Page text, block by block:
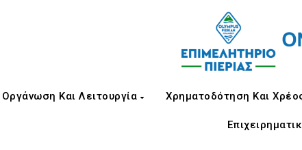
Οργάνωση Και Λειτουργία Χρηματοδότηση Και